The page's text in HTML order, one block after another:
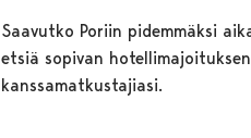
Saavutko Poriin pidemmäksi
etsiä sopivan
kanssamatkustajiasi.